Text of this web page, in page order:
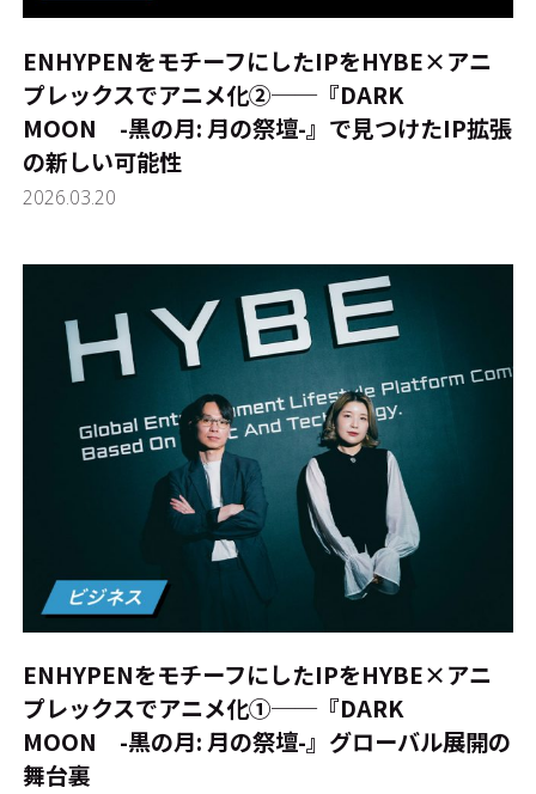
ENHYPENをモチーフにしたIPをHYBE×アニ
プレックスでアニメ化②──『DARK
MOON -黒の月: 月の祭壇-』で見つけたIP拡張
の新しい可能性
2026.03.20
ENHYPENをモチーフにしたIPをHYBE×アニ
プレックスでアニメ化①──『DARK
MOON -黒の月: 月の祭壇-』グローバル展開の
舞台裏